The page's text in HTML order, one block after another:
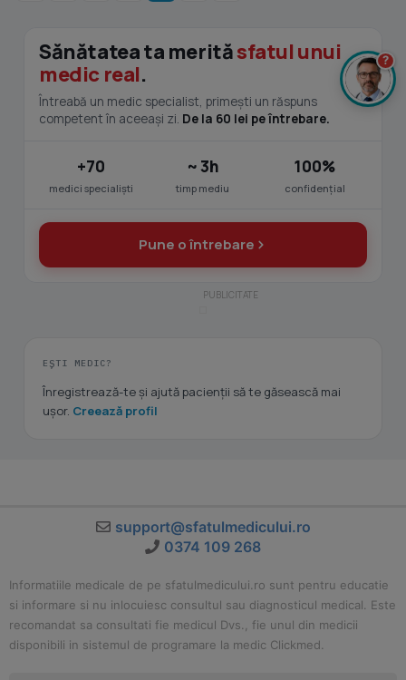
Sănătatea ta merităsfatul unui
medic real.
Întreabă un medic specialist, primești un răspuns
competent în aceeași zi. De la 60 lei pe întrebare.
+70
medici specialiști
~ 3h
timp mediu
100%
confidențial
Pune o întrebare
EȘTI MEDIC?
Înregistrează-te și ajută pacienții să te găsească mai
ușor. Creează profil
support@sfatulmedicului.ro
0374 109 268
Informatiile medicale de pe sfatulmedicului.ro sunt pentru educatie
si informare si nu inlocuiesc consultul sau diagnosticul medical. Este
recomandat sa consultati fie medicul Dvs., fie unul din medicii
disponibili in sistemul de programare la medic Clickmed.
?